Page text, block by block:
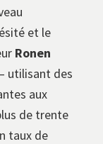
et le
Ronen
utilisant des
aux
de trente
taux de